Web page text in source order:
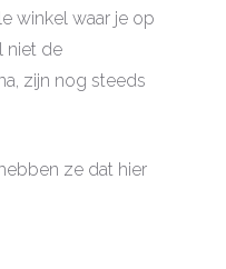
winkel waar je op
niet de
zijn nog steeds
ze dat hier